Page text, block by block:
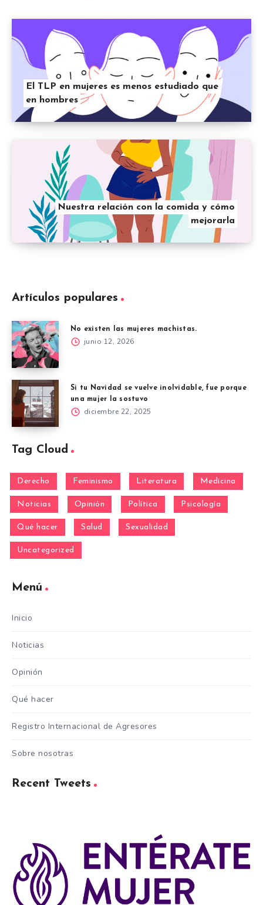
El TLP en mujeres es menos estudiado que
en hombres
Nuestra relación con la comida y cómo
mejorarla
Artículos populares
No existen las mujeres machistas.
junio 12, 2026
Si tu Navidad se vuelve inolvidable, fue porque
una mujer la sostuvo
diciembre 22, 2025
Tag Cloud
Derecho Feminismo Literatura Medicina
Noticias Opinión Política Psicología
Qué hacer Salud Sexualidad
Uncategorized
Menú
Inicio
Noticias
Opinión
Qué hacer
Registro Internacional de Agresores
Sobre nosotras
Recent Tweets